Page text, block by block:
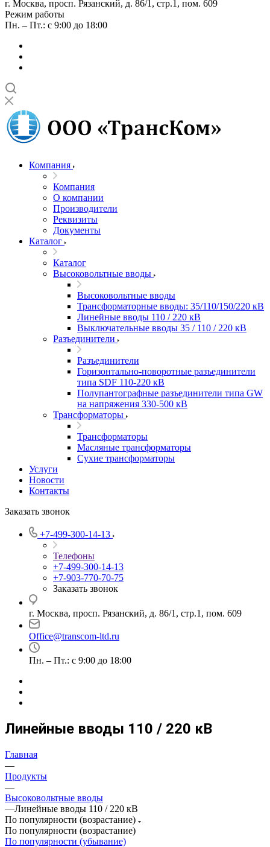
г. Москва, просп. Рязанский, д. 86/1, стр.1, пом. 609
Режим работы
Пн. – Пт.: с 9:00 до 18:00
Компания
Компания
О компании
Производители
Реквизиты
Документы
Каталог
Каталог
Высоковольтные вводы
Высоковольтные вводы
Трансформаторные вводы: 35/110/150/220 кВ
Линейные вводы 110 / 220 кВ
Выключательные вводы 35 / 110 / 220 кВ
Разъединители
Разъединители
Горизонтально-поворотные разъединители
типа SDF 110-220 кВ
Полупантографные разъединители типа GW
на напряжения 330-500 кВ
Трансформаторы
Трансформаторы
Масляные трансформаторы
Сухие трансформаторы
Услуги
Новости
Контакты
Заказать звонок
+7-499-300-14-13
Телефоны
+7-499-300-14-13
+7-903-770-70-75
Заказать звонок
г. Москва, просп. Рязанский, д. 86/1, стр.1, пом. 609
Office@transcom-ltd.ru
Пн. – Пт.: с 9:00 до 18:00
Линейные вводы 110 / 220 кВ
Главная
—
Продукты
—
Высоковольтные вводы
—Линейные вводы 110 / 220 кВ
По популярности (возрастание)
По популярности (возрастание)
По популярности (убывание)